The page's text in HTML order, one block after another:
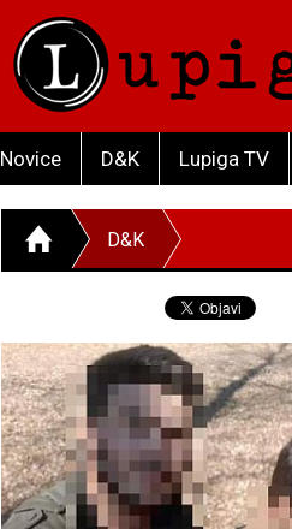
Novice D&K Lupiga TV
D&K